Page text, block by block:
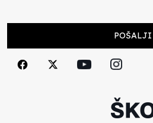
Kad bi meni dali kišobran
Istraživački tim Školegijuma
25.09.2024
Polupropusna komunikacija
POŠALJI